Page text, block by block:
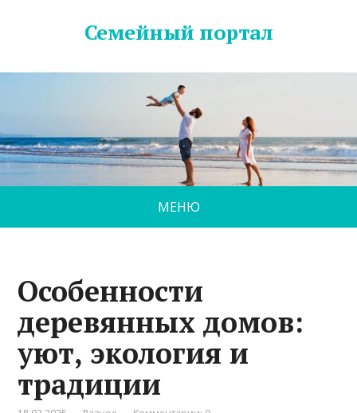
Семейный портал
МЕНЮ
Особенности
деревянных домов:
уют, экология и
традиции